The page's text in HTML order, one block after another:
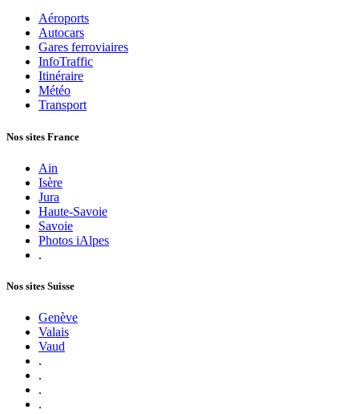
Aéroports
Autocars
Gares ferroviaires
InfoTraffic
Itinéraire
Météo
Transport
Nos sites France
Ain
Isère
Jura
Haute-Savoie
Savoie
Photos iAlpes
.
Nos sites Suisse
Genève
Valais
Vaud
.
.
.
.